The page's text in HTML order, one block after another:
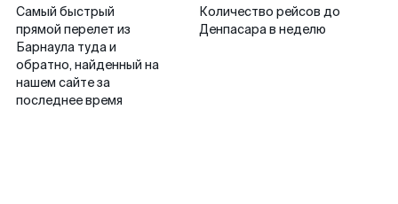
Самый быстрый
прямой перелет из
Барнаула туда и
обратно, найденный на
нашем сайте за
последнее время
Количество рейсов до
Денпасара в неделю